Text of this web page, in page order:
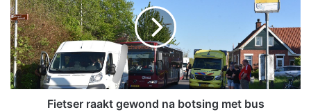
v
e
r
d
a
c
t
s
e
r
r
a
Fietser raakt gewond na botsing met bus